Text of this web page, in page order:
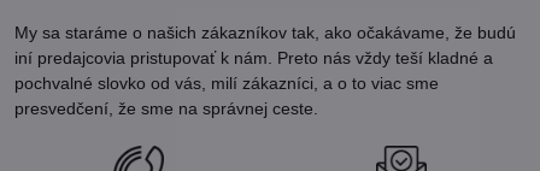
My sa staráme o našich zákazníkov tak, ako očakávame, že budú
iní predajcovia pristupovať k nám. Preto nás vždy teší kladné a
pochvalné slovko od vás, milí zákazníci, a o to viac sme
presvedčení, že sme na správnej ceste.